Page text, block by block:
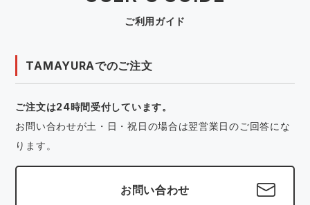
ご利用ガイド
TAMAYURAでのご注文
ご注文は24時間受付しています。
お問い合わせが土・日・祝日の場合は翌営業日のご回答にな
ります。
お問い合わせ